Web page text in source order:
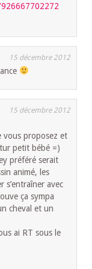
15 décembre 2012
15 décembre 2012
vous proposez et
petit bébé =)
préféré serait
animé, les
s’entraîner avec
ça sympa
cheval et un
ai RT sous le